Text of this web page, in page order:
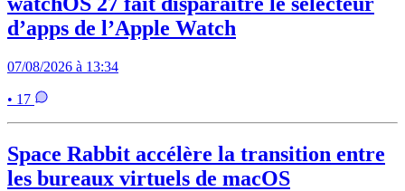
d’apps de l’Apple Watch
07/08/2026 à 13:34
• 17
Space Rabbit accélère la transition entre
les bureaux virtuels de macOS